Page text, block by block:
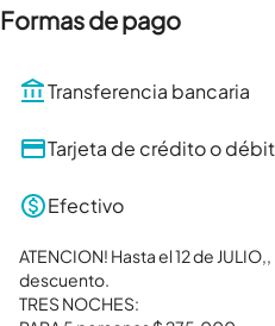
Formas de pago
Transferencia bancaria
Tarjeta de crédito o
Efectivo
ATENCION! Hasta el 12 de
descuento.
TRES NOCHES: